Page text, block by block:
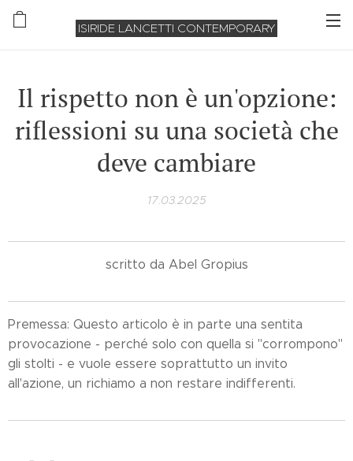
ISIRIDE LANCETTI CONTEMPORARY
Il rispetto non è un'opzione:
riflessioni su una società che
deve cambiare
17.03.2025
scritto da Abel Gropius
Premessa: Questo articolo è in parte una sentita
provocazione - perché solo con quella si "corrompono"
gli stolti - e vuole essere soprattutto un invito
all'azione, un richiamo a non restare indifferenti.